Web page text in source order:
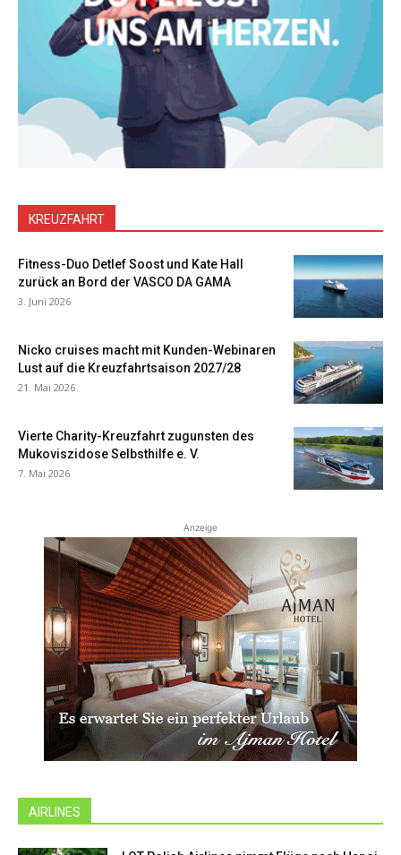
KREUZFAHRT
Fitness-Duo Detlef Soost und Kate Hall
zurück an Bord der VASCO DA GAMA
3. Juni 2026
Nicko cruises macht mit Kunden-Webinaren
Lust auf die Kreuzfahrtsaison 2027/28
21. Mai 2026
Vierte Charity-Kreuzfahrt zugunsten des
Mukoviszidose Selbsthilfe e. V.
7. Mai 2026
Anzeige
AIRLINES